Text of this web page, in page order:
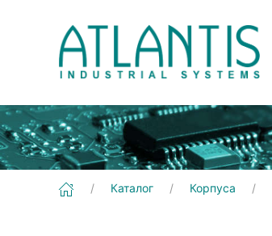
Каталог Корпуса